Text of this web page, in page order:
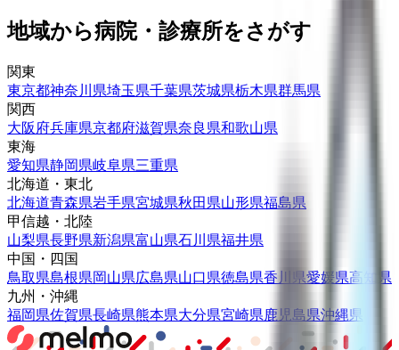
地域から病院・診療所をさがす
関東
東京都神奈川県埼玉県千葉県茨城県栃木県群馬県
関西
大阪府兵庫県京都府滋賀県奈良県和歌山県
東海
愛知県静岡県岐阜県三重県
北海道・東北
北海道青森県岩手県宮城県秋田県山形県福島県
甲信越・北陸
山梨県長野県新潟県富山県石川県福井県
中国・四国
鳥取県島根県岡山県広島県山口県徳島県香川県愛媛県高知県
九州・沖縄
福岡県佐賀県長崎県熊本県大分県宮崎県鹿児島県沖縄県